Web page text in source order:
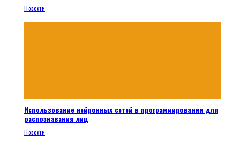
Новости
Использование нейронных сетей в программировании для
распознавания лиц
Новости